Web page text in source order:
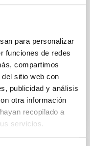
para personalizar
funciones de redes
compartimos
sitio web con
publicidad y análisis
otra información
recopilado a
servicios.
physical
energy input for